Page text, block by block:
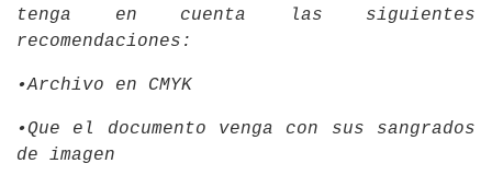
tenga en cuenta las siguientes
recomendaciones:
•Archivo en CMYK
•Que el documento venga con sus sangrados
de imagen